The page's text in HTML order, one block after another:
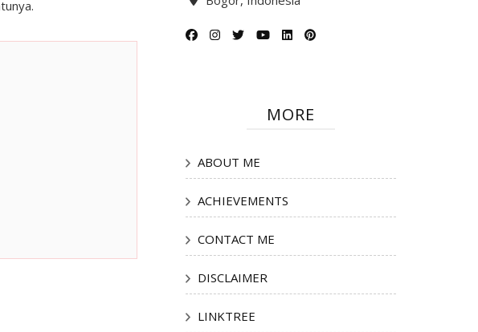
MORE
ABOUT ME
ACHIEVEMENTS
CONTACT ME
DISCLAIMER
LINKTREE